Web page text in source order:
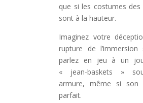
que si les costumes des
sont à la hauteur.
Imaginez votre
rupture de l’immersion
parlez en jeu à un
« jean-baskets »
armure, même si son
parfait.